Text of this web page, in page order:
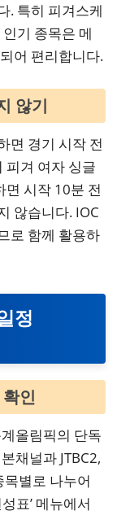
. 특히 피겨스케
기 종목은 메
어 편리합니다.
않기
면 경기 시작 전
피겨 여자 싱글
시작 10분 전
않습니다. IOC
로 함께 활용하
정
인
올림픽의 단독
채널과 JTBC2,
목별로 나누어
표’ 메뉴에서